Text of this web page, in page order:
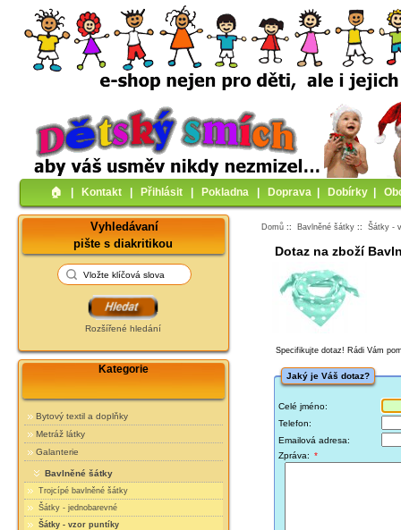
🏠︎ Kontakt Přihlásit Pokladna Doprava Dobírky
Vyhledávaní
pište s diakritikou
Rozšířené hledání
Kategorie
Bytový textil a doplňky
Metráž látky
Galanterie
Bavlněné šátky
Trojcípé bavlněné šátky
Šátky - jednobarevné
Šátky - vzor puntíky
Domů :: Bavlněné šátky ::Šátky -
Dotaz na zboží
Specifikujte dotaz! Rádi Vám
Jaký je Váš dotaz?
Celé jméno:
Telefon:
Emailová adresa:
Zpráva: *